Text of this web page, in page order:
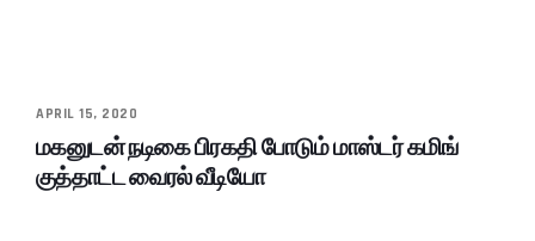
APRIL 15, 2020
மகனுடன் நடிகை பிரகதி போடும் மாஸ்டர் கமிங்
குத்தாட்ட வைரல் வீடியோ